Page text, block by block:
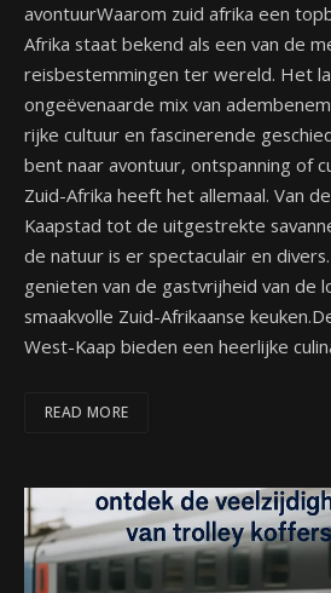
avontuurWaarom zuid afrika een
Afrika staat bekend als een van de
reisbestemmingen ter wereld. Het
ongeëvenaarde mix van
rijke cultuur en fascinerende
bent naar avontuur, ontspanning of
Zuid-Afrika heeft het allemaal. Van
Kaapstad tot de uitgestrekte
de natuur is er spectaculair en
genieten van de gastvrijheid van de
smaakvolle Zuid-Afrikaanse
West-Kaap bieden een heerlijke
READ MORE